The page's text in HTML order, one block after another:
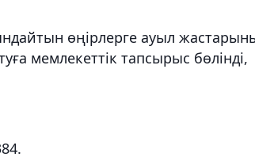
өңірлерге ауыл
мемлекеттік тапсырыс бөлінді,